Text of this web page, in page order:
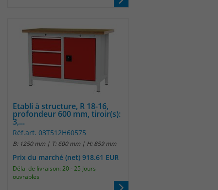
Etabli à structure, R 18-16,
profondeur 600 mm, tiroir(s):
3,...
Réf.art. 03T512H60575
B: 1250 mm | T: 600 mm | H: 859 mm
Prix du marché (net) 918.61 EUR
Délai de livraison: 20 - 25 Jours
ouvrables
Zweck
überprüfen ob der Browser erlaubt
Cookies zu setzen. Es wird direkt nach